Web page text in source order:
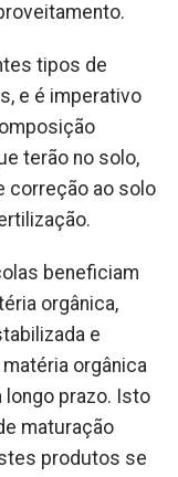
tipos de
e é imperativo
terão no solo,
correção ao solo
beneficiam
orgânica,
e
orgânica
longo prazo. Isto
maturação
produtos se